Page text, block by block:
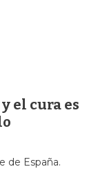
el cura es
de España.